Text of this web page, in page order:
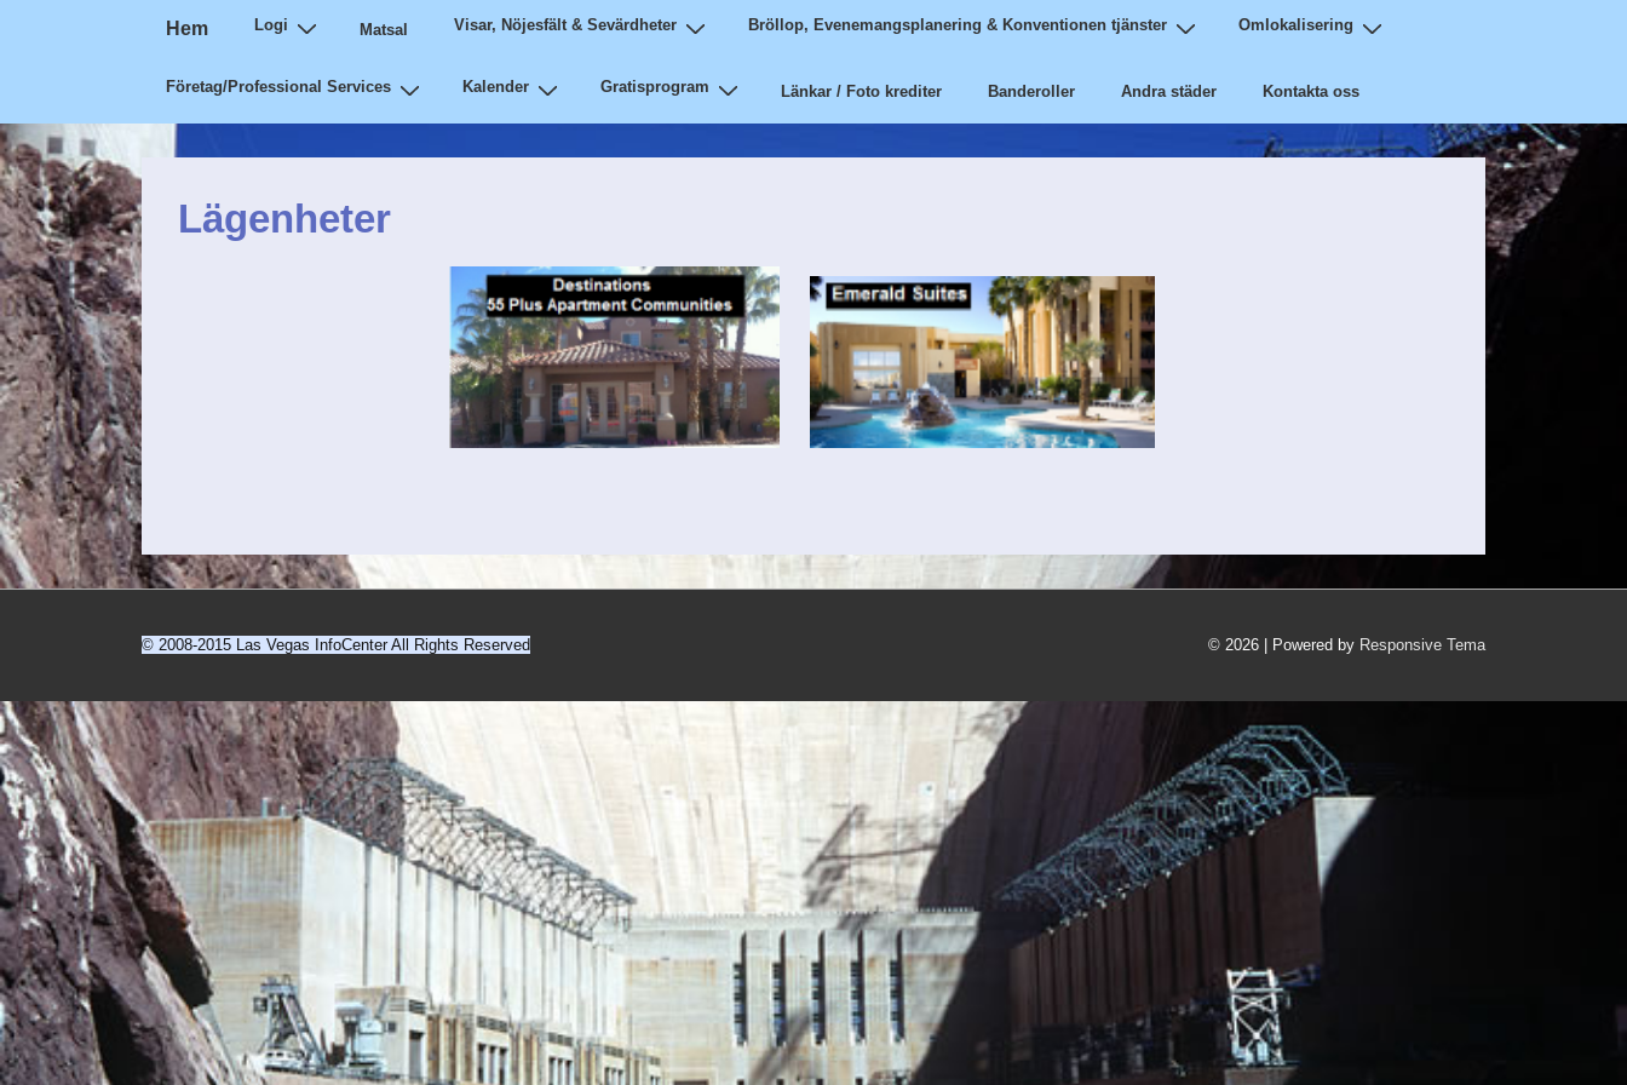
huvudinnehåll
Huvudnavigation
Hem Logi Matsal Visar, Nöjesfält & Sevärdheter Bröllop, Evenemangsplanering & Konventionen tjänster Omlokalisering
Företag/Professional Services Kalender Gratisprogram Länkar / Foto krediter Banderoller Andra städer Kontakta oss
Lägenheter
© 2008-2015 Las Vegas InfoCenter All Rights Reserved © 2026 Powered by Responsive Tema